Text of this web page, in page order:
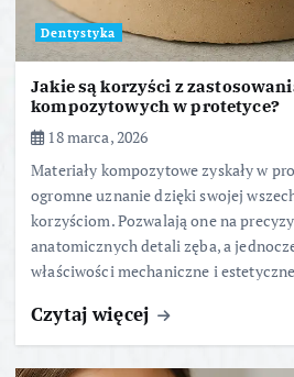
Dentystyka
Jakie są korzyści z
kompozytowych w protetyce?
18 marca, 2026
Materiały kompozytowe zyskały w
ogromne uznanie dzięki swojej
korzyściom. Pozwalają one na
anatomicznych detali zęba, a
właściwości mechaniczne i
Czytaj więcej